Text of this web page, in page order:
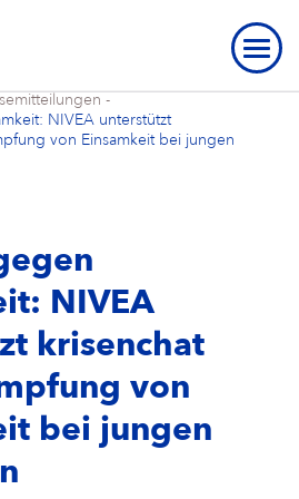
/ CURITAS
-
NIVEA unterstützt
von Einsamkeit bei jungen
NIVEA
krisenchat
von
bei jungen